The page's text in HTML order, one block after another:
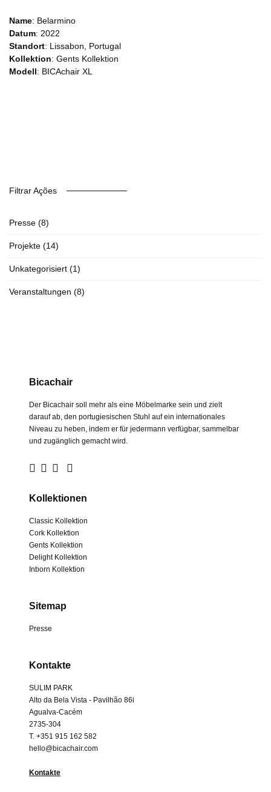
Name: Belarmino
Datum: 2022
Standort: Lissabon, Portugal
Kollektion: Gents Kollektion
Modell: BICAchair XL
Filtrar Ações
Presse (8)
Projekte (14)
Unkategorisiert (1)
Veranstaltungen (8)
Bicachair
Der Bicachair soll mehr als eine Möbelmarke sein und zielt
darauf ab, den portugiesischen Stuhl auf ein internationales
Niveau zu heben, indem er für jedermann verfügbar, sammelbar
und zugänglich gemacht wird.
Kollektionen
Classic Kollektion
Cork Kollektion
Gents Kollektion
Delight Kollektion
Inborn Kollektion
Sitemap
Presse
Kontakte
SULIM PARK
Alto da Bela Vista - Pavilhão 86i
Agualva-Cacém
2735-304
T. +351 915 162 582
hello@bicachair.com
Kontakte